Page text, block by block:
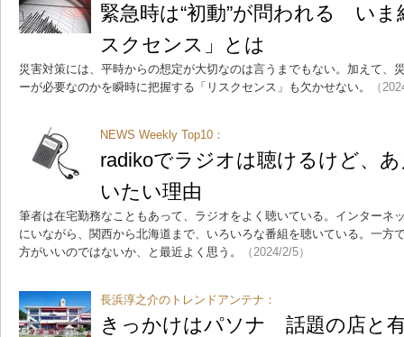
緊急時は“初動”が問われる いま
スクセンス」とは
災害対策には、平時からの想定が大切なのは言うまでもない。加えて、
ーが必要なのかを瞬時に把握する「リスクセンス」も欠かせない。
（
NEWS Weekly Top10：
radikoでラジオは聴けるけど、
いたい理由
筆者は在宅勤務なこともあって、ラジオをよく聴いている。インターネ
にいながら、関西から北海道まで、いろいろな番組を聴いている。一方
方がいいのではないか、と最近よく思う。
（2024/2/5）
長浜淳之介のトレンドアンテナ：
きっかけはパソナ 話題の店と